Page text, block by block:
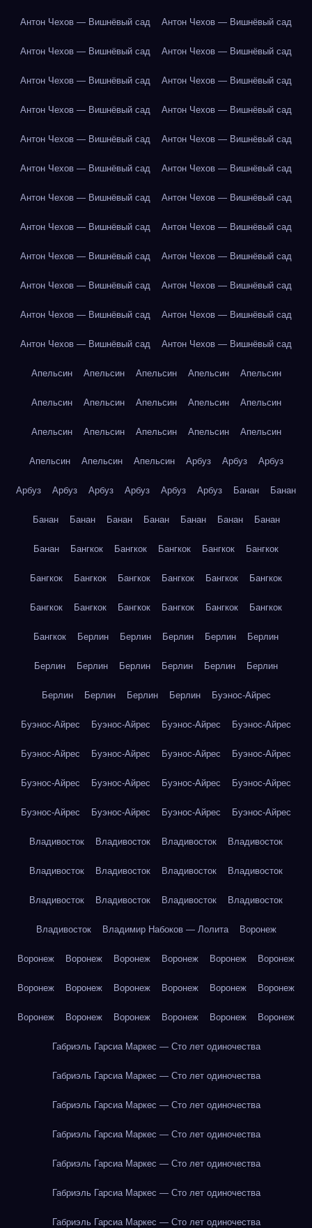
Антон Чехов — Вишнёвый сад Антон Чехов — Вишнёвый сад
Антон Чехов — Вишнёвый сад Антон Чехов — Вишнёвый сад
Антон Чехов — Вишнёвый сад Антон Чехов — Вишнёвый сад
Антон Чехов — Вишнёвый сад Антон Чехов — Вишнёвый сад
Антон Чехов — Вишнёвый сад Антон Чехов — Вишнёвый сад
Антон Чехов — Вишнёвый сад Антон Чехов — Вишнёвый сад
Антон Чехов — Вишнёвый сад Антон Чехов — Вишнёвый сад
Антон Чехов — Вишнёвый сад Антон Чехов — Вишнёвый сад
Антон Чехов — Вишнёвый сад Антон Чехов — Вишнёвый сад
Антон Чехов — Вишнёвый сад Антон Чехов — Вишнёвый сад
Антон Чехов — Вишнёвый сад Антон Чехов — Вишнёвый сад
Антон Чехов — Вишнёвый сад Антон Чехов — Вишнёвый сад
Апельсин Апельсин Апельсин Апельсин Апельсин
Апельсин Апельсин Апельсин Апельсин Апельсин
Апельсин Апельсин Апельсин Апельсин Апельсин
Апельсин Апельсин Апельсин Арбуз Арбуз Арбуз
Арбуз Арбуз Арбуз Арбуз Арбуз Арбуз Банан Банан
Банан Банан Банан Банан Банан Банан Банан
Банан Бангкок Бангкок Бангкок Бангкок Бангкок
Бангкок Бангкок Бангкок Бангкок Бангкок Бангкок
Бангкок Бангкок Бангкок Бангкок Бангкок Бангкок
Бангкок Берлин Берлин Берлин Берлин Берлин
Берлин Берлин Берлин Берлин Берлин Берлин
Берлин Берлин Берлин Берлин Буэнос-Айрес
Буэнос-Айрес Буэнос-Айрес Буэнос-Айрес Буэнос-Айрес
Буэнос-Айрес Буэнос-Айрес Буэнос-Айрес Буэнос-Айрес
Буэнос-Айрес Буэнос-Айрес Буэнос-Айрес Буэнос-Айрес
Буэнос-Айрес Буэнос-Айрес Буэнос-Айрес Буэнос-Айрес
Владивосток Владивосток Владивосток Владивосток
Владивосток Владивосток Владивосток Владивосток
Владивосток Владивосток Владивосток Владивосток
Владивосток Владимир Набоков — Лолита Воронеж
Воронеж Воронеж Воронеж Воронеж Воронеж Воронеж
Воронеж Воронеж Воронеж Воронеж Воронеж Воронеж
Воронеж Воронеж Воронеж Воронеж Воронеж Воронеж
Габриэль Гарсиа Маркес — Сто лет одиночества
Габриэль Гарсиа Маркес — Сто лет одиночества
Габриэль Гарсиа Маркес — Сто лет одиночества
Габриэль Гарсиа Маркес — Сто лет одиночества
Габриэль Гарсиа Маркес — Сто лет одиночества
Габриэль Гарсиа Маркес — Сто лет одиночества
Габриэль Гарсиа Маркес — Сто лет одиночества